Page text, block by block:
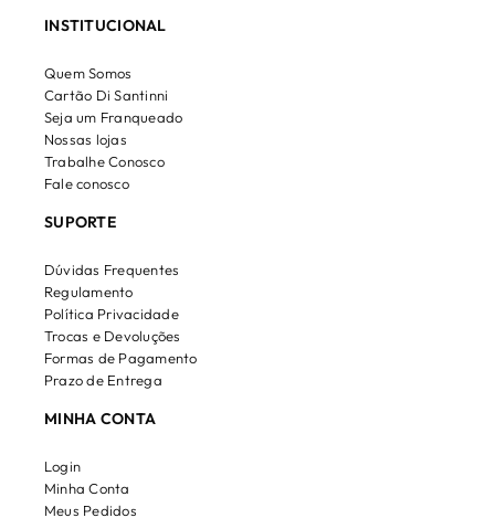
INSTITUCIONAL
Quem Somos
Cartão Di Santinni
Seja um Franqueado
Nossas lojas
Trabalhe Conosco
Fale conosco
SUPORTE
Dúvidas Frequentes
Regulamento
Política Privacidade
Trocas e Devoluções
Formas de Pagamento
Prazo de Entrega
MINHA CONTA
Login
Minha Conta
Meus Pedidos